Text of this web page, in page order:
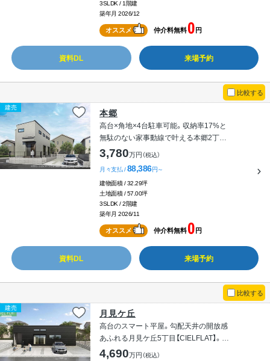
3SLDK / 1階建
築年月 2026/12
オススメ 仲介料無料0 円
資料DL 来場予約
比較する
建売
本郷
高台×角地×4台駐車可能。収納率17%と
無駄のない家事動線で叶える本郷2丁目
【CIEL】
3,780万円 （税込）
月々支払 /88,386円～
建物面積 / 32.29坪
土地面積 / 57.00坪
3SLDK / 2階建
築年月 2026/11
オススメ 仲介料無料0 円
資料DL 来場予約
比較する
建売
月見ケ丘
高台のスマート平屋。勾配天井の開放感
あふれる月見ケ丘5丁目【CIELFLAT】。太
陽光＆蓄電池標準搭載・駐車3台可。
4,690万円 （税込）